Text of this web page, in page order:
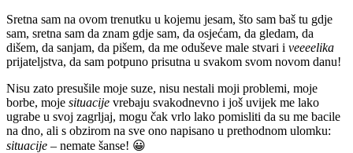
Sretna sam na ovom trenutku u kojemu jesam, što sam baš tu gdje
sam, sretna sam da znam gdje sam, da osjećam, da gledam, da
dišem, da sanjam, da pišem, da me oduševe male stvari i veeeelika
prijateljstva, da sam potpuno prisutna u svakom svom novom danu!
Nisu zato presušile moje suze, nisu nestali moji problemi, moje
borbe, moje situacije vrebaju svakodnevno i još uvijek me lako
ugrabe u svoj zagrljaj, mogu čak vrlo lako pomisliti da su me bacile
na dno, ali s obzirom na sve ono napisano u prethodnom ulomku:
situacije – nemate šanse! 😀